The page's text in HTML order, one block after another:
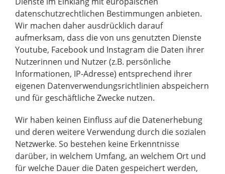
datenschutzrechtlichen Bestimmungen anbieten.
Wir machen daher ausdrücklich darauf
aufmerksam, dass die von uns genutzten Dienste
Youtube, Facebook und Instagram die Daten ihrer
Nutzerinnen und Nutzer (z.B. persönliche
Informationen, IP-Adresse) entsprechend ihrer
eigenen Datenverwendungsrichtlinien abspeichern
und für geschäftliche Zwecke nutzen.
Wir haben keinen Einfluss auf die Datenerhebung
und deren weitere Verwendung durch die sozialen
Netzwerke. So bestehen keine Erkenntnisse
darüber, in welchem Umfang, an welchem Ort und
für welche Dauer die Daten gespeichert werden,